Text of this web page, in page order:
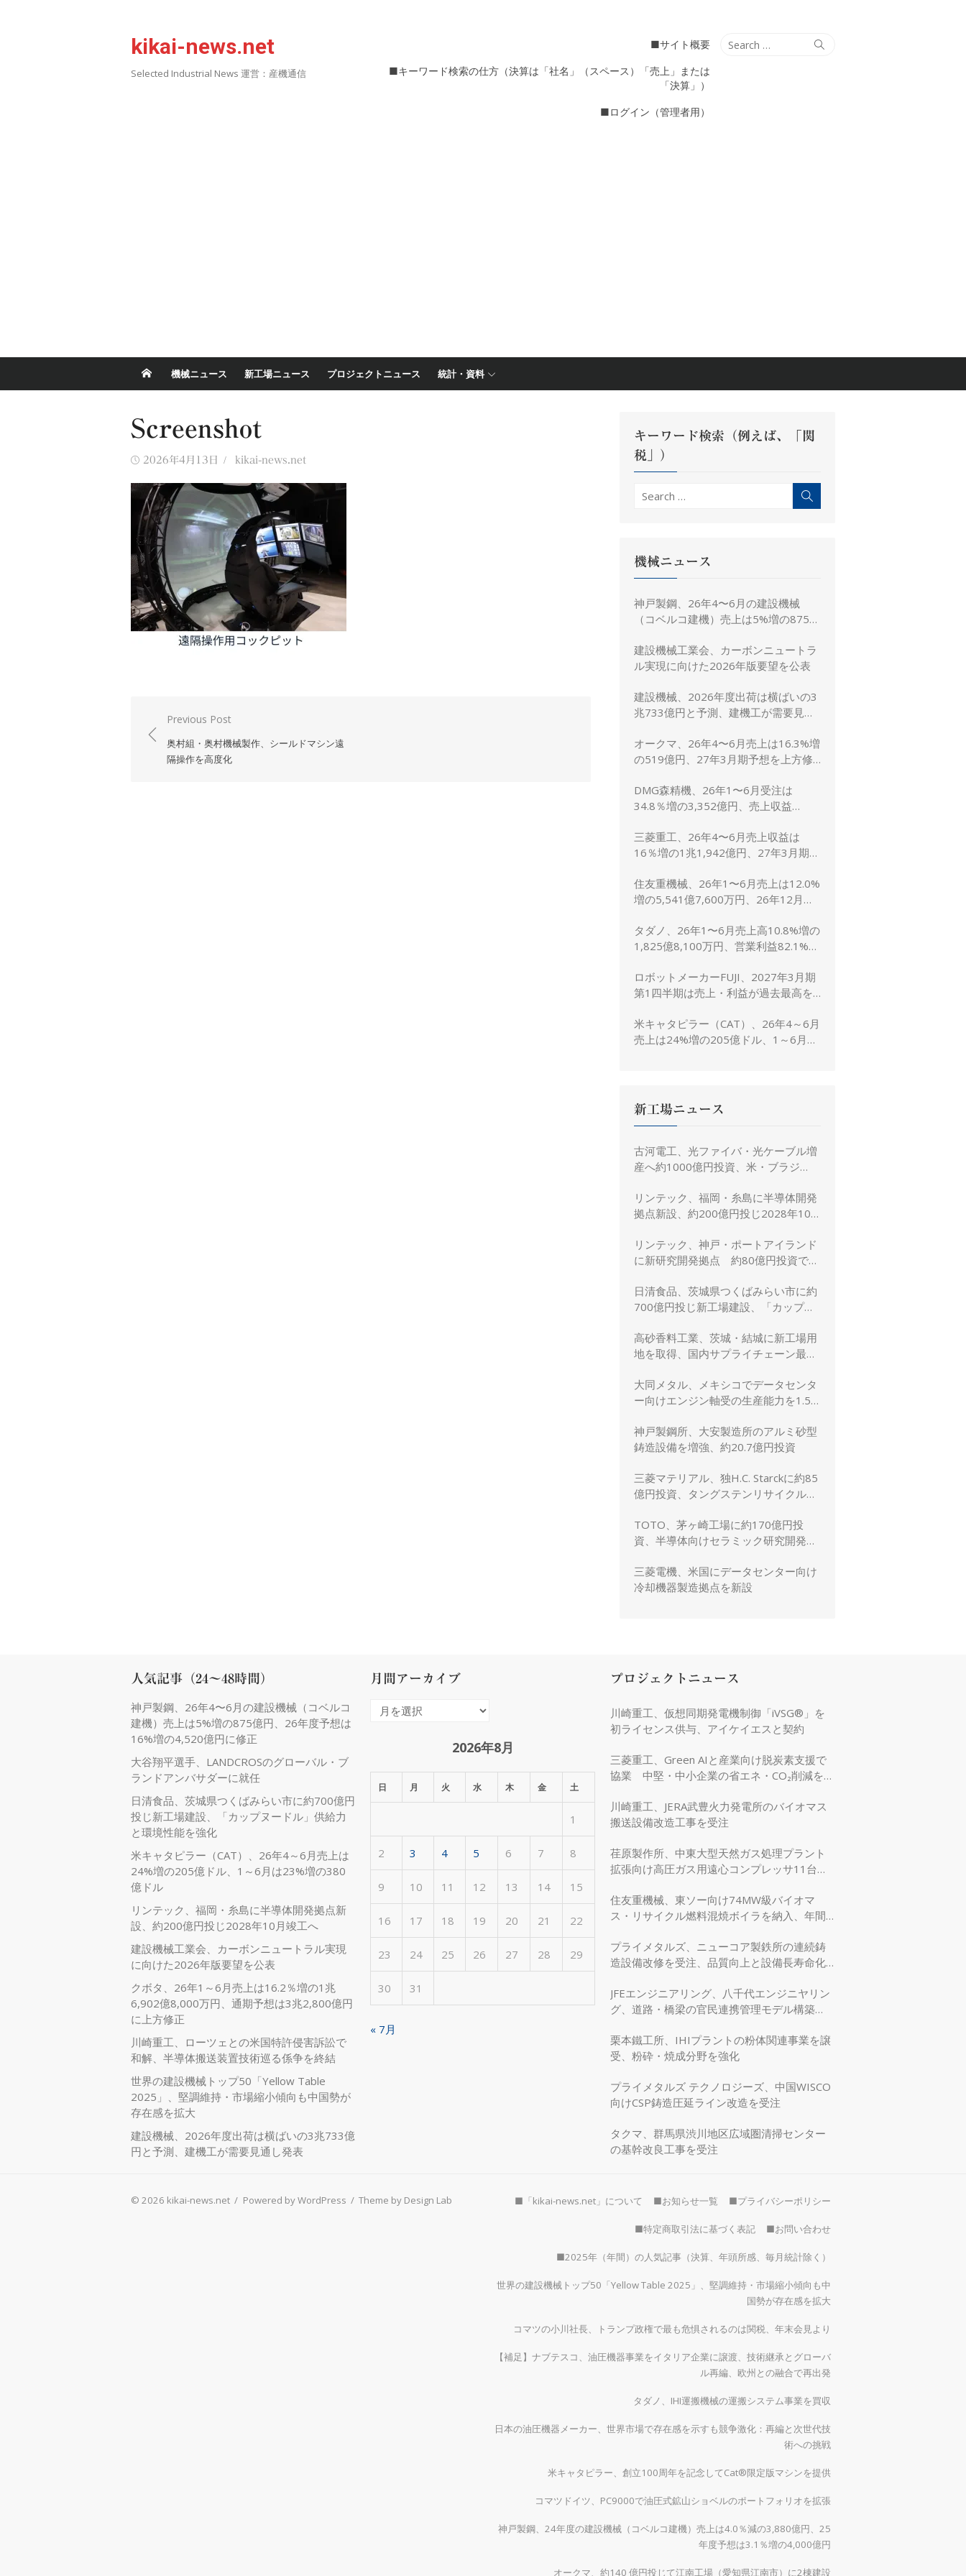
kikai-news.net
Selected Industrial News 運営：産機通信
Search
Search
■サイト概要
■キーワード検索の仕方（決算は「社名」（スペース）「売上」または
「決算」）
■ログイン（管理者用）
機械ニュース 新工場ニュース プロジェクトニュース 統計・資料
Screenshot
Posted
2026年4月13日 Author
kikai-news.net
稿
Previous Post
奥村組・奥村機械製作、シールドマシン遠
隔操作を高度化
キーワード検索（例えば、「関
税」）
Search
機械ニュース
神戸製鋼、26年4〜6月の建設機械
（コベルコ建機）売上は5%増の875億
に修正
建設機械工業会、カーボンニュートラ
ル実現に向けた2026年版要望を公表
建設機械、2026年度出荷は横ばいの3
兆733億円と予測、建機工が需要見通
オークマ、26年4〜6月売上は16.3%増
の519億円、27年3月期予想を上方修
DMG森精機、26年1〜6月受注は
34.8％増の3,352億円、売上収益
三菱重工、26年4〜6月売上収益は
16％増の1兆1,942億円、27年3月期予
住友重機械、26年1〜6月売上は12.0%
増の5,541億7,600万円、26年12月期
修正
タダノ、26年1〜6月売上高10.8%増の
1,825億8,100万円、営業利益82.1%増
置き
ロボットメーカーFUJI、2027年3月期
第1四半期は売上・利益が過去最高を
米キャタピラー（CAT）、26年4～6月
売上は24%増の205億ドル、1～6月は
新工場ニュース
古河電工、光ファイバ・光ケーブル増
産へ約1000億円投資、米・ブラジ
リンテック、福岡・糸島に半導体開発
拠点新設、約200億円投じ2028年10
リンテック、神戸・ポートアイランド
に新研究開発拠点 約80億円投資で新
日清食品、茨城県つくばみらい市に約
700億円投じ新工場建設、「カップヌ
高砂香料工業、茨城・結城に新工場用
地を取得、国内サプライチェーン最適
大同メタル、メキシコでデータセンタ
ー向けエンジン軸受の生産能力を1.5
神戸製鋼所、大安製造所のアルミ砂型
鋳造設備を増強、約20.7億円投資
三菱マテリアル、独H.C. Starckに約85
億円投資、タングステンリサイクル能
TOTO、茅ヶ崎工場に約170億円投
資、半導体向けセラミック研究開発棟
三菱電機、米国にデータセンター向け
冷却機器製造拠点を新設
人気記事（24～48時間）
神戸製鋼、26年4〜6月の建設機械（コベルコ
建機）売上は5%増の875億円、26年度予想は
16%増の4,520億円に修正
大谷翔平選手、LANDCROSのグローバル・ブ
ランドアンバサダーに就任
日清食品、茨城県つくばみらい市に約700億円
投じ新工場建設、「カップヌードル」供給力
と環境性能を強化
米キャタピラー（CAT）、26年4～6月売上は
24%増の205億ドル、1～6月は23%増の380
億ドル
リンテック、福岡・糸島に半導体開発拠点新
設、約200億円投じ2028年10月竣工へ
建設機械工業会、カーボンニュートラル実現
に向けた2026年版要望を公表
クボタ、26年1～6月売上は16.2％増の1兆
6,902億8,000万円、通期予想は3兆2,800億円
に上方修正
川崎重工、ローツェとの米国特許侵害訴訟で
和解、半導体搬送装置技術巡る係争を終結
世界の建設機械トップ50「Yellow Table
2025」、堅調維持・市場縮小傾向も中国勢が
存在感を拡大
建設機械、2026年度出荷は横ばいの3兆733億
円と予測、建機工が需要見通し発表
月間アーカイブ
カ
イ
2026年8月
日 月 火 水 木 金 土
1
2 3 4 5 6 7 8
9 10 11 12 13 14 15
16 17 18 19 20 21 22
23 24 25 26 27 28 29
30 31
« 7月
プロジェクトニュース
川崎重工、仮想同期発電機制御「iVSG®」を
初ライセンス供与、アイケイエスと契約
三菱重工、Green AIと産業向け脱炭素支援で
協業 中堅・中小企業の省エネ・CO₂削減を強
川崎重工、JERA武豊火力発電所のバイオマス
搬送設備改造工事を受注
荏原製作所、中東大型天然ガス処理プラント
拡張向け高圧ガス用遠心コンプレッサ11台を
住友重機械、東ソー向け74MW級バイオマ
ス・リサイクル燃料混焼ボイラを納入、年間
プライメタルズ、ニューコア製鉄所の連続鋳
造設備改修を受注、品質向上と設備長寿命化
JFEエンジニアリング、八千代エンジニヤリン
グ、道路・橋梁の官民連携管理モデル構築
栗本鐵工所、IHIプラントの粉体関連事業を譲
受、粉砕・焼成分野を強化
プライメタルズ テクノロジーズ、中国WISCO
向けCSP鋳造圧延ライン改造を受注
タクマ、群馬県渋川地区広域圏清掃センター
の基幹改良工事を受注
© 2026 kikai-news.net / Powered by WordPress / Theme by Design Lab ■「kikai-news.net」について ■お知らせ一覧 ■プライバシーポリシー
■特定商取引法に基づく表記 ■お問い合わせ
■2025年（年間）の人気記事（決算、年頭所感、毎月統計除く）
世界の建設機械トップ50「Yellow Table 2025」、堅調維持・市場縮小傾向も中
国勢が存在感を拡大
コマツの小川社長、トランプ政権で最も危惧されるのは関税、年末会見より
【補足】ナブテスコ、油圧機器事業をイタリア企業に譲渡、技術継承とグローバ
ル再編、欧州との融合で再出発
タダノ、IHI運搬機械の運搬システム事業を買収
日本の油圧機器メーカー、世界市場で存在感を示すも競争激化：再編と次世代技
術への挑戦
米キャタピラー、創立100周年を記念してCat®限定版マシンを提供
コマツドイツ、PC9000で油圧式鉱山ショベルのポートフォリオを拡張
神戸製鋼、24年度の建設機械（コベルコ建機）売上は4.0％減の3,880億円、25
年度予想は3.1％増の4,000億円
オークマ、約140 億円投じて江南工場（愛知県江南市）に2棟建設